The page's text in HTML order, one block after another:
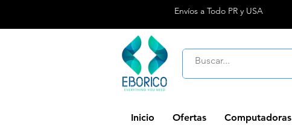
Envíos a Todo PR y USA
Inicio Ofertas Computadoras